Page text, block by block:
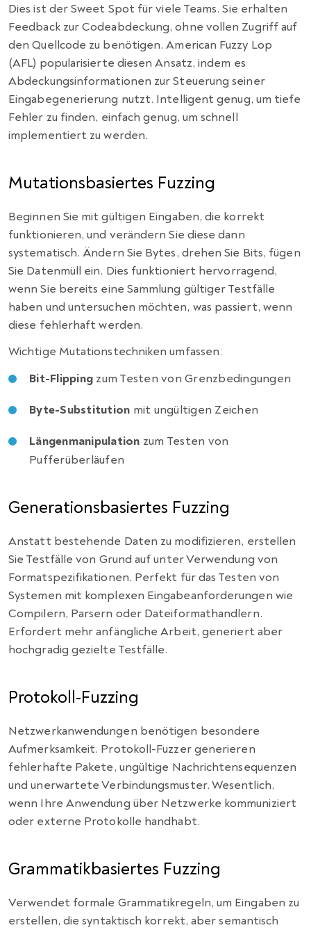
Dies ist der Sweet Spot für viele Teams. Sie erhalten
Feedback zur Codeabdeckung, ohne vollen Zugriff auf
den Quellcode zu benötigen. American Fuzzy Lop
(AFL) popularisierte diesen Ansatz, indem es
Abdeckungsinformationen zur Steuerung seiner
Eingabegenerierung nutzt. Intelligent genug, um tiefe
Fehler zu finden, einfach genug, um schnell
implementiert zu werden.
Mutationsbasiertes Fuzzing
Beginnen Sie mit gültigen Eingaben, die korrekt
funktionieren, und verändern Sie diese dann
systematisch. Ändern Sie Bytes, drehen Sie Bits, fügen
Sie Datenmüll ein. Dies funktioniert hervorragend,
wenn Sie bereits eine Sammlung gültiger Testfälle
haben und untersuchen möchten, was passiert, wenn
diese fehlerhaft werden.
Wichtige Mutationstechniken umfassen:
Bit-Flipping zum Testen von Grenzbedingungen
Byte-Substitution mit ungültigen Zeichen
Längenmanipulation zum Testen von
Pufferüberläufen
Generationsbasiertes Fuzzing
Anstatt bestehende Daten zu modifizieren, erstellen
Sie Testfälle von Grund auf unter Verwendung von
Formatspezifikationen. Perfekt für das Testen von
Systemen mit komplexen Eingabeanforderungen wie
Compilern, Parsern oder Dateiformathandlern.
Erfordert mehr anfängliche Arbeit, generiert aber
hochgradig gezielte Testfälle.
Protokoll-Fuzzing
Netzwerkanwendungen benötigen besondere
Aufmerksamkeit. Protokoll-Fuzzer generieren
fehlerhafte Pakete, ungültige Nachrichtensequenzen
und unerwartete Verbindungsmuster. Wesentlich,
wenn Ihre Anwendung über Netzwerke kommuniziert
oder externe Protokolle handhabt.
Grammatikbasiertes Fuzzing
Verwendet formale Grammatikregeln, um Eingaben zu
erstellen, die syntaktisch korrekt, aber semantisch